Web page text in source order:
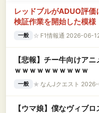
レッドブルがADUO評
検証作業を開始した模様
一般 ☆ F1情報通 2026-06-
【悲報】チー牛向けア
ｗｗｗｗｗｗｗｗｗｗ
一般 ★ なんJクエスト
【ウマ娘】僕なヴィブ